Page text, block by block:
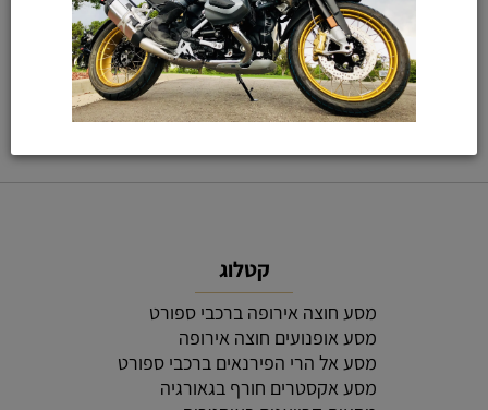
קטלוג
מסע חוצה אירופה ברכבי ספורט
מסע אופנועים חוצה אירופה
מסע אל הרי הפירנאים ברכבי ספורט
מסע אקסטרים חורף בגאורגיה